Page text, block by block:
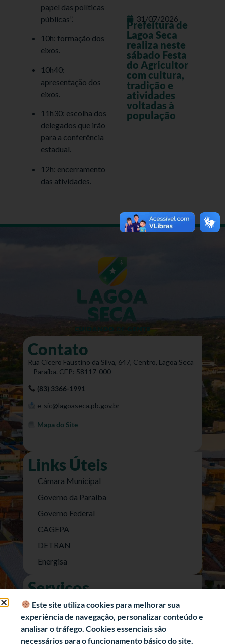
papel das políticas
públicas”.
10h: formação dos
eixos.
10h40:
apresentação dos
eixos.
11h30: escolha dos
delegados que irão
para a conferência
estadual.
12h: encerramento
das atividades.
31/07/2026
Prefeitura de
Lagoa Seca
realiza neste
sábado Festa
do Agricultor
com cultura,
tradição e
atividades
voltadas à
população
Contato
Rua Cícero Faustino da Silva, 647, Centro, Lagoa Seca
– Paraíba. CEP: 58117-000
(83) 3366-1991
e-sic@lagoaseca.pb.gov.br
Mapa do Site
Links Úteis
Câmara Municipal
Governo da Paraíba
Governo Federal
CAGEPA
DETRAN
Energisa
Serviços
Nota Fiscal Eletrônica
e-SIC (Acesso a Informação)
Transparência Fiscal
Este site utiliza cookies para melhorar sua
experiência de navegação, personalizar conteúdo e
analisar o tráfego. Cookies essenciais são
necessários para o funcionamento básico do site.